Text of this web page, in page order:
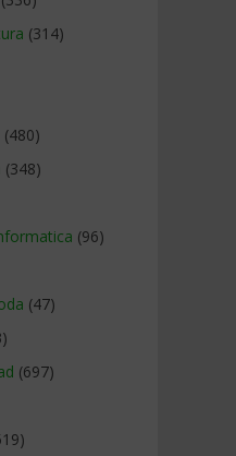
(314)
(480)
(348)
(96)
(47)
(697)